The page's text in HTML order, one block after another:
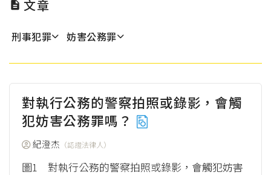
 文章
刑事犯罪 妨害公務罪
對執行公務的警察拍照或錄影，會觸
犯妨害公務罪嗎？
紀澄杰 （認證法律人）
圖1 對執行公務的警察拍照或錄影，會觸犯妨害